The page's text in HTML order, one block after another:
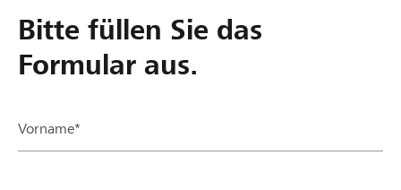
Bitte füllen Sie das
Formular aus.
Vorname*